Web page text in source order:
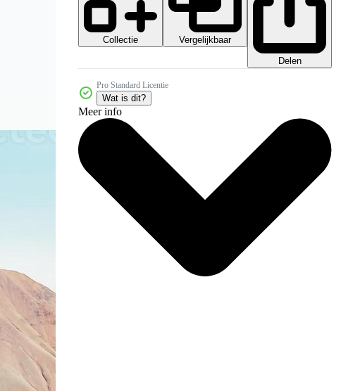
Collectie
Vergelijkbaar
Delen
Pro Standard Licentie
Wat is dit?
Meer info